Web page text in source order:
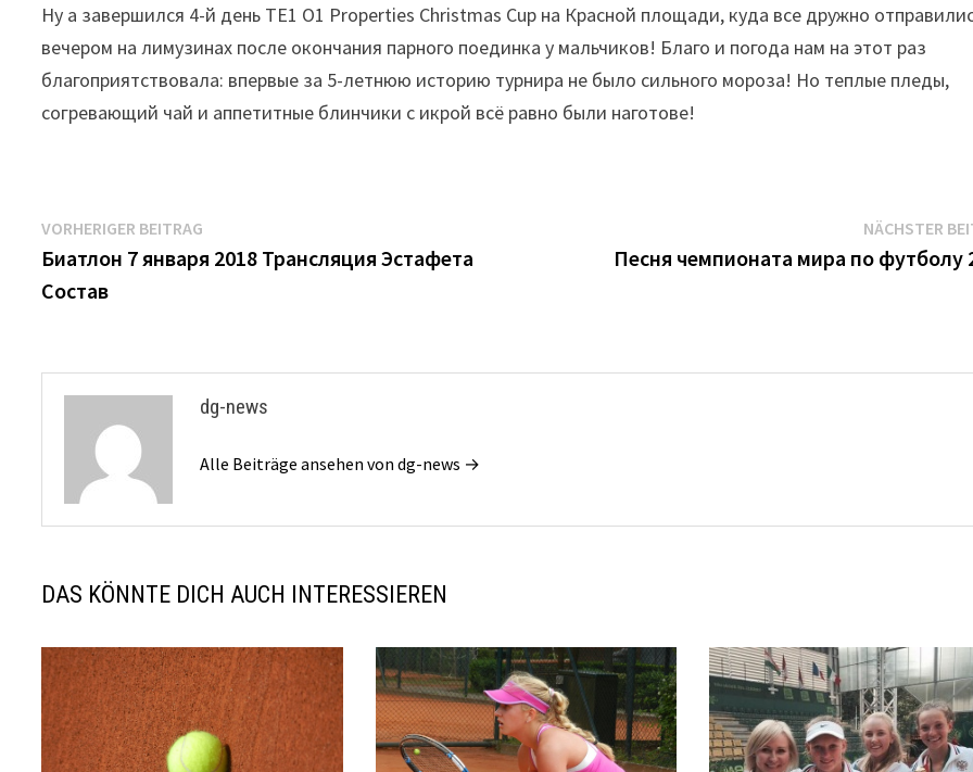
Ну а завершился 4-й день TE1 O1 Properties Christmas Cup на Красной площади, куда все дружно
вечером на лимузинах после окончания парного поединка у мальчиков! Благо и погода нам на этот раз
благоприятствовала: впервые за 5-летнюю историю турнира не было сильного мороза! Но теплые пледы,
согревающий чай и аппетитные блинчики с икрой всё равно были наготове!
Beitrags-
Navigation
VORHERIGER BEITRAG
Beitrag:
Биатлон 7 января 2018 Трансляция Эстафета
Состав
NÄCHSTER
Песня чемпионата мира по футболу
dg-news
Alle Beiträge ansehen von dg-news →
DAS KÖNNTE DICH AUCH INTERESSIEREN